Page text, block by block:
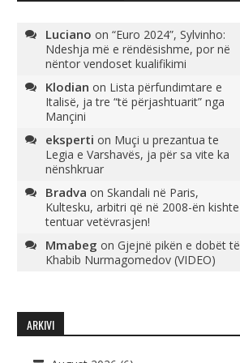
Luciano on “Euro 2024”, Sylvinho:
Ndeshja më e rëndësishme, por në
nëntor vendoset kualifikimi
Klodian on Lista përfundimtare e
Italisë, ja tre “të përjashtuarit” nga
Mançini
eksperti on Muçi u prezantua te
Legia e Varshavës, ja për sa vite ka
nënshkruar
Bradva on Skandali në Paris,
Kultesku, arbitri që në 2008-ën kishte
tentuar vetëvrasjen!
Mmabeg on Gjejnë pikën e dobët të
Khabib Nurmagomedov (VIDEO)
ARKIVI